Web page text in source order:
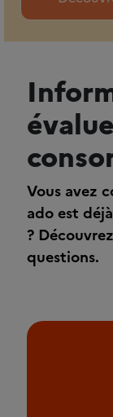
Vous avez
ado est
?
questions.